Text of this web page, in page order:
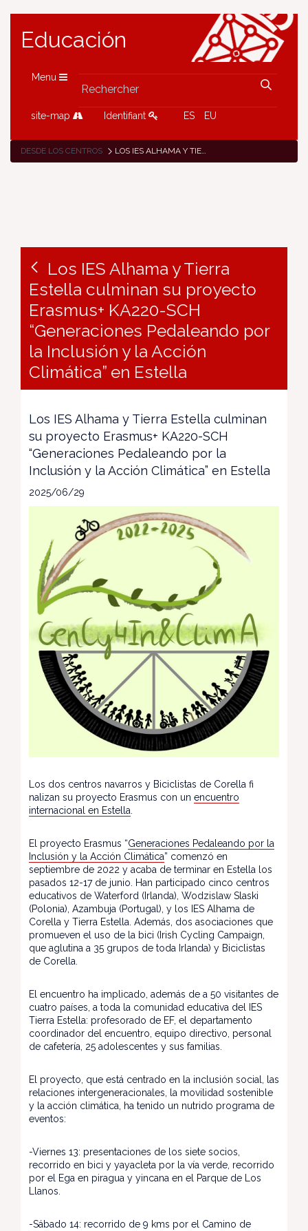
Educación
Menu
site-map Identifiant ES EU
DESDE LOS CENTROS LOS IES ALHAMA Y TIERRA ESTELLA CULMINAN SU PROYECTO ERASMUS+ KA220-SCH “GENERACIONES PEDALEANDO POR LA INCLUSIÓN Y LA ACCIÓN CLIMÁTICA” EN ESTELLA
Los IES Alhama y Tierra
Estella culminan su proyecto
Erasmus+ KA220-SCH
“Generaciones Pedaleando por
la Inclusión y la Acción
Climática” en Estella
Los IES Alhama y Tierra Estella culminan
su proyecto Erasmus+ KA220-SCH
“Generaciones Pedaleando por la
Inclusión y la Acción Climática” en Estella
2025/06/29
Los dos centros navarros y Biciclistas de Corella fi
nalizan su proyecto Erasmus con un encuentro
internacional en Estella
El proyecto Erasmus “Generaciones Pedaleando por la
Inclusión y la Acción Climática” comenzó en
septiembre de 2022 y acaba de terminar en Estella los
pasados 12-17 de junio. Han participado cinco centros
educativos de Waterford (Irlanda), Wodzislaw Slaski
(Polonia), Azambuja (Portugal), y los IES Alhama de
Corella y Tierra Estella. Además, dos asociaciones que
promueven el uso de la bici (Irish Cycling Campaign,
que aglutina a 35 grupos de toda Irlanda) y Biciclistas
de Corella.
El encuentro ha implicado, además de a 50 visitantes de
cuatro países, a toda la comunidad educativa del IES
Tierra Estella: profesorado de EF, el departamento
coordinador del encuentro, equipo directivo, personal
de cafetería, 25 adolescentes y sus familias.
El proyecto, que está centrado en la inclusión social, las
relaciones intergeneracionales, la movilidad sostenible
y la acción climática, ha tenido un nutrido programa de
eventos:
-Viernes 13: presentaciones de los siete socios,
recorrido en bici y yayacleta por la vía verde, recorrido
por el Ega en piragua y yincana en el Parque de Los
Llanos.
-Sábado 14: recorrido de 9 kms por el Camino de